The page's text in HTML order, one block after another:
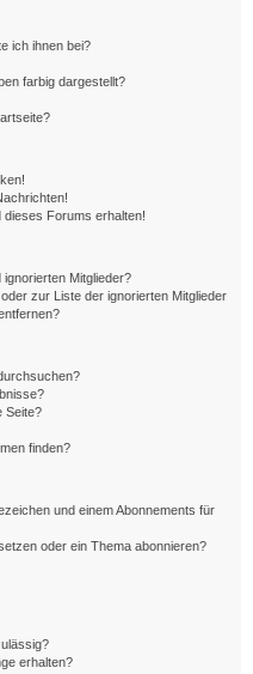
ich ihnen bei?
farbig dargestellt?
dieses Forums erhalten!
Mitglieder?
zur Liste der ignorierten Mitglieder
Seite?
finden?
und einem Abonnements für
oder ein Thema abonnieren?
erhalten?